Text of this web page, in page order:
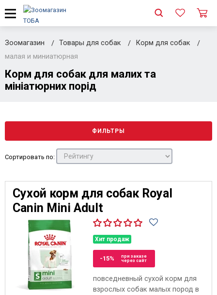
Зоомагазин Товары для собак
Корм для собак
малая и миниатюрная
Корм для собак для малих та
мініатюрних порід
ФИЛЬТРЫ
Сортировать по:
Сухой корм для собак Royal
Canin Mini Adult
Хит продаж
-15%
при заказе
через сайт
повседневный сухой корм для
взрослых собак малых пород в